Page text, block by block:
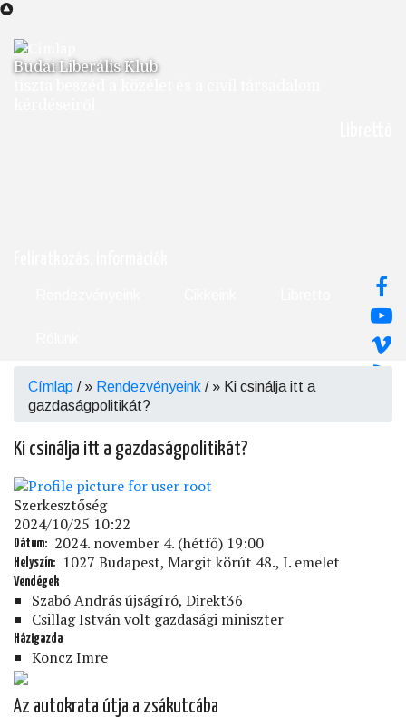
Ugrás
tartalomra
Budai Liberális Klub
Morzsa
Címlap / Rendezvényeink /
Ki csinálja itt a
gazdaságpolitikát?
Ki csinálja itt a gazdaságpolitikát?
Szerkesztőség
2024/10/25 10:22
Dátum 2024. november 4. (hétfő) 19:00
Helyszín 1027 Budapest, Margit körút 48., I. emelet
Vendégek
Szabó András újságíró, Direkt36
Csillag István volt gazdasági miniszter
Házigazda
Koncz Imre
Az autokrata útja a zsákutcába